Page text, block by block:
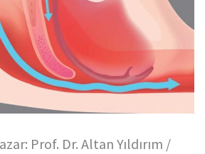
Prof. Dr. Altan Yıldırım /